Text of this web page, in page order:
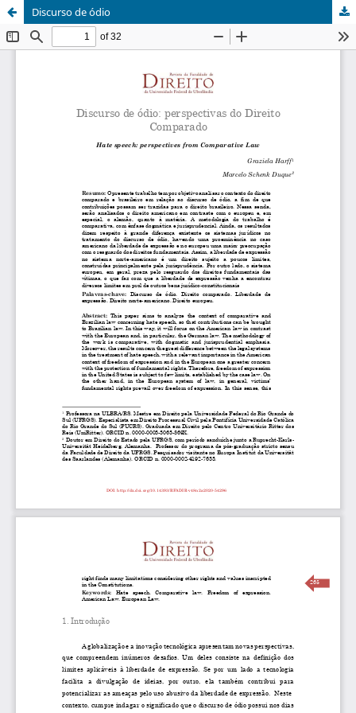
Discurso de ódio